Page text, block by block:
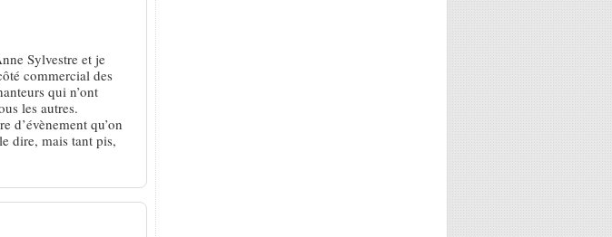
Sylvestre et je
commercial des
qui n’ont
les autres.
d’évènement qu’on
dire, mais tant pis,